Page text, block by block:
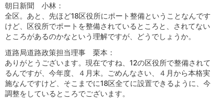
朝日新聞 小林：
全区。あと、先ほど18区役所にポート整備ということなんです
けど、区役所でポートを整備されているところと、されてない
ところがあるのかなという理解ですが、どうでしょうか。
道路局道路政策担当理事 栗本：
ありがとうございます。現在ですね、12の区役所で整備されて
るんですが、今年度、４月末。ごめんなさい、４月から本格実
施なんですけど、そこまでに18区全てに設置できるように、今
調整をしているところでございます。